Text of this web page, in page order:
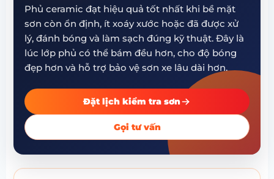
Phủ ceramic đạt hiệu quả tốt nhất khi bề mặt
sơn còn ổn định, ít xoáy xước hoặc đã được xử
lý, đánh bóng và làm sạch đúng kỹ thuật. Đây là
lúc lớp phủ có thể bám đều hơn, cho độ bóng
đẹp hơn và hỗ trợ bảo vệ sơn xe lâu dài hơn.
Đặt lịch kiểm tra sơn
Gọi tư vấn